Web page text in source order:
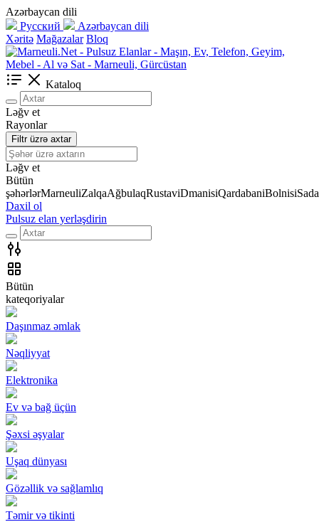
Azərbaycan dili
Русский
Azərbaycan dili
Xəritə Mağazalar Bloq
Kataloq
Ləğv et
Rayonlar
Filtr üzrə axtar
Ləğv et
Bütün
şəhərlərMarneuliZalqaAğbulaqRustaviDmanisiQardabaniBolnisi
Daxil ol
Pulsuz elan yerləşdirin
Bütün
kateqoriyalar
Daşınmaz əmlak
Nəqliyyat
Elektronika
Ev və bağ üçün
Şəxsi əşyalar
Uşaq dünyası
Gözəllik və sağlamlıq
Təmir və tikinti